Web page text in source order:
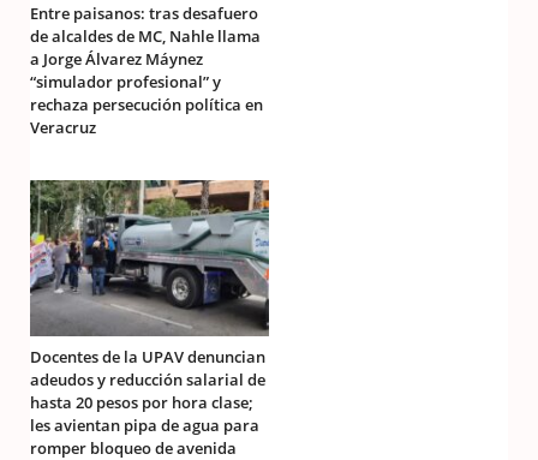
Entre paisanos: tras desafuero
de alcaldes de MC, Nahle llama
a Jorge Álvarez Máynez
“simulador profesional” y
rechaza persecución política en
Veracruz
Docentes de la UPAV denuncian
adeudos y reducción salarial de
hasta 20 pesos por hora clase;
les avientan pipa de agua para
romper bloqueo de avenida